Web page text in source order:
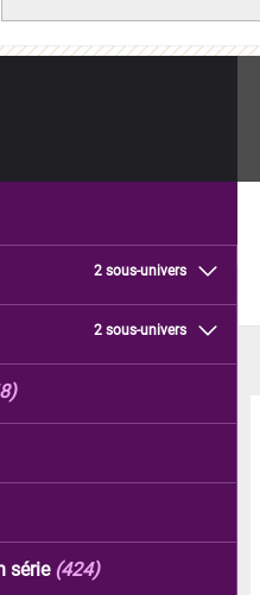
2 sous-univers
2 sous-univers
série (424)